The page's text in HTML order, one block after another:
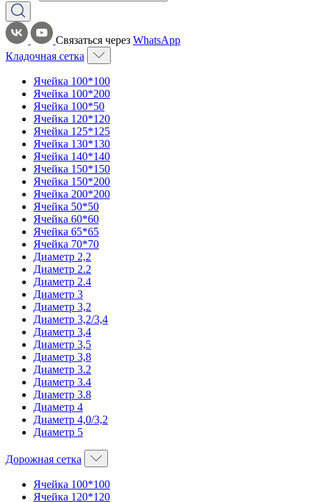
Связаться через WhatsApp
Кладочная сетка
Ячейка 100*100
Ячейка 100*200
Ячейка 100*50
Ячейка 120*120
Ячейка 125*125
Ячейка 130*130
Ячейка 140*140
Ячейка 150*150
Ячейка 150*200
Ячейка 200*200
Ячейка 50*50
Ячейка 60*60
Ячейка 65*65
Ячейка 70*70
Диаметр 2,2
Диаметр 2.2
Диаметр 2.4
Диаметр 3
Диаметр 3,2
Диаметр 3,2/3,4
Диаметр 3,4
Диаметр 3,5
Диаметр 3,8
Диаметр 3.2
Диаметр 3.4
Диаметр 3.8
Диаметр 4
Диаметр 4,0/3,2
Диаметр 5
Дорожная сетка
Ячейка 100*100
Ячейка 120*120